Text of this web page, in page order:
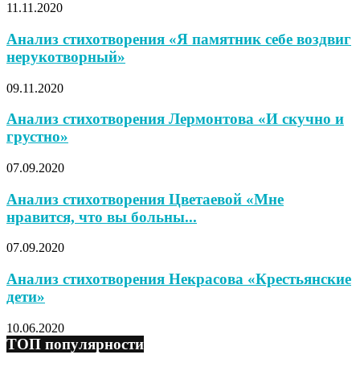
11.11.2020
Анализ стихотворения «Я памятник себе воздвиг
нерукотворный»
09.11.2020
Анализ стихотворения Лермонтова «И скучно и
грустно»
07.09.2020
Анализ стихотворения Цветаевой «Мне
нравится, что вы больны...
07.09.2020
Анализ стихотворения Некрасова «Крестьянские
дети»
10.06.2020
ТОП популярности